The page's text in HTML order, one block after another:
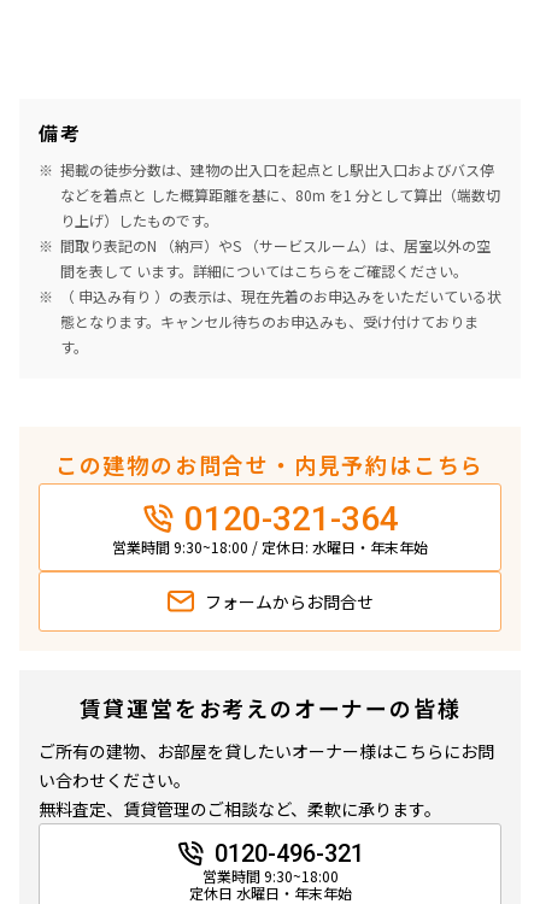
1.0ヶ月 1.0ヶ月
1DK+WIC+SIC29.03㎡
三井の賃貸 当社限定物件 専任物件 ペット可
お問合せ 追加
備考
掲載の徒歩分数は、建物の出入口を起点とし駅出入口およびバス停
などを着点と した概算距離を基に、80m を1 分として算出（端数切
り上げ）したものです。
間取り表記のN （納戸）やS （サービスルーム）は、居室以外の空
間を表して います。詳細についてはこちらをご確認ください。
（ 申込み有り ）の表示は、現在先着のお申込みをいただいている状
態となります。キャンセル待ちのお申込みも、受け付けておりま
す。
この建物のお問合せ・内見予約はこちら
0120-321-364
営業時間 9:30~18:00 / 定休日: 水曜日・年末年始
フォームから お問合せ
賃貸運営をお考えのオーナーの皆様
ご所有の建物、お部屋を貸したいオーナー様はこちらにお問
い合わせください。
無料査定、賃貸管理のご相談など、柔軟に承ります。
0120-496-321
営業時間 9:30~18:00
定休日 水曜日・年末年始